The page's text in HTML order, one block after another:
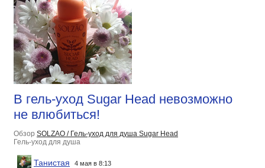
В гель-уход Sugar Head невозможно
не влюбиться!
Обзор SOLZAO / Гель-уход для душа Sugar Head
Гель-уход для душа
Танистая 4 мая в 8:13